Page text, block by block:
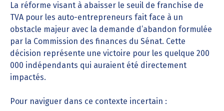
La réforme visant à abaisser le seuil de franchise de
TVA pour les auto-entrepreneurs fait face à un
obstacle majeur avec la demande d’abandon formulée
par la Commission des finances du Sénat. Cette
décision représente une victoire pour les quelque 200
000 indépendants qui auraient été directement
impactés.
Pour naviguer dans ce contexte incertain :